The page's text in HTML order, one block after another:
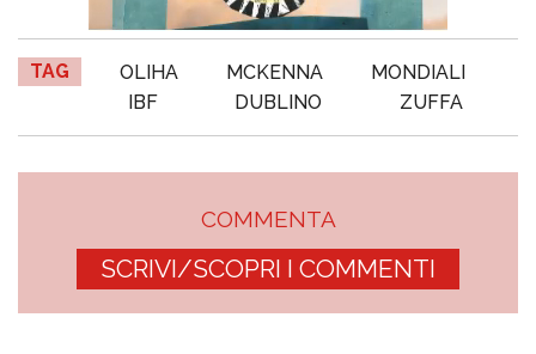
TAG OLIHA MCKENNA
MONDIALI
IBF
DUBLINO ZUFFA
COMMENTA
SCRIVI/SCOPRI I COMMENTI